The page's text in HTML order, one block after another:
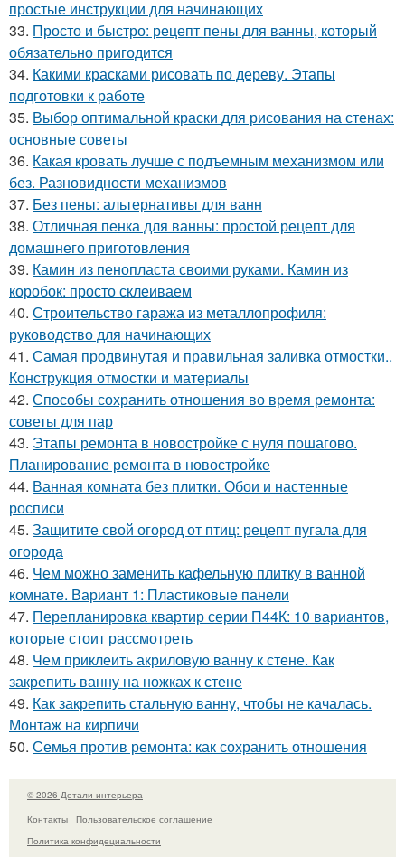
простые инструкции для начинающих
33. Просто и быстро: рецепт пены для ванны, который
обязательно пригодится
34. Какими красками рисовать по дереву. Этапы
подготовки к работе
35. Выбор оптимальной краски для рисования на стенах:
основные советы
36. Какая кровать лучше с подъемным механизмом или
без. Разновидности механизмов
37. Без пены: альтернативы для ванн
38. Отличная пенка для ванны: простой рецепт для
домашнего приготовления
39. Камин из пенопласта своими руками. Камин из
коробок: просто склеиваем
40. Строительство гаража из металлопрофиля:
руководство для начинающих
41. Самая продвинутая и правильная заливка отмостки..
Конструкция отмостки и материалы
42. Способы сохранить отношения во время ремонта:
советы для пар
43. Этапы ремонта в новостройке с нуля пошагово.
Планирование ремонта в новостройке
44. Ванная комната без плитки. Обои и настенные
росписи
45. Защитите свой огород от птиц: рецепт пугала для
огорода
46. Чем можно заменить кафельную плитку в ванной
комнате. Вариант 1: Пластиковые панели
47. Перепланировка квартир серии П44К: 10 вариантов,
которые стоит рассмотреть
48. Чем приклеить акриловую ванну к стене. Как
закрепить ванну на ножках к стене
49. Как закрепить стальную ванну, чтобы не качалась.
Монтаж на кирпичи
50. Семья против ремонта: как сохранить отношения
© 2026 Детали интерьера
Контакты
Пользовательское соглашение
Политика конфидециальности